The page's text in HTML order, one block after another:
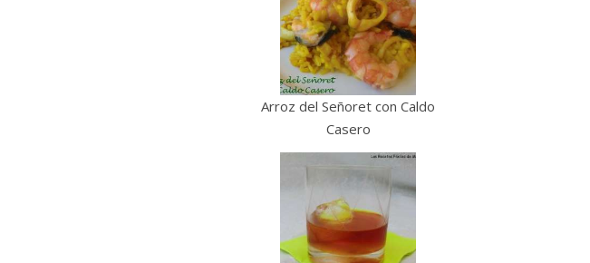
Arroz del Señoret con Caldo
Casero